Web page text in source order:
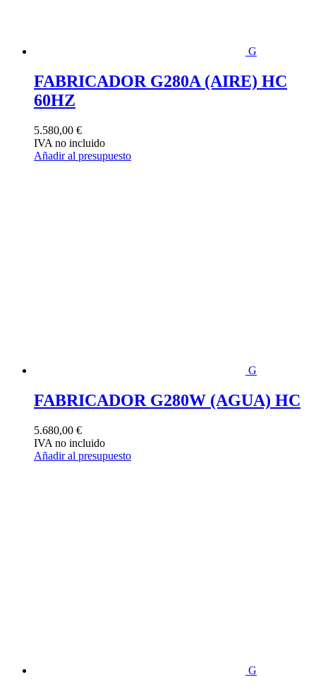
G
FABRICADOR G280A (AIRE) HC
60HZ
5.580,00 €
IVA no incluido
Añadir al presupuesto
G
FABRICADOR G280W (AGUA) HC
5.680,00 €
IVA no incluido
Añadir al presupuesto
G